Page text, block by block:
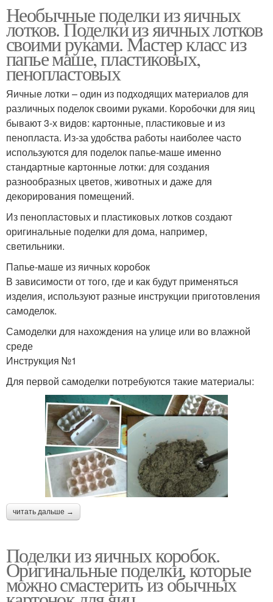
Необычные поделки из яичных
лотков. Поделки из яичных лотков
своими руками. Мастер класс из
папье маше, пластиковых,
пенопластовых
Яичные лотки – один из подходящих материалов для
различных поделок своими руками. Коробочки для яиц
бывают 3-х видов: картонные, пластиковые и из
пенопласта. Из-за удобства работы наиболее часто
используются для поделок папье-маше именно
стандартные картонные лотки: для создания
разнообразных цветов, животных и даже для
декорирования помещений.
Из пенопластовых и пластиковых лотков создают
оригинальные поделки для дома, например,
светильники.
Папье-маше из яичных коробок
В зависимости от того, где и как будут применяться
изделия, используют разные инструкции приготовления
самоделок.
Самоделки для нахождения на улице или во влажной
среде
Инструкция №1
Для первой самоделки потребуются такие материалы:
читать дальше →
Поделки из яичных коробок.
Оригинальные поделки, которые
можно смастерить из обычных